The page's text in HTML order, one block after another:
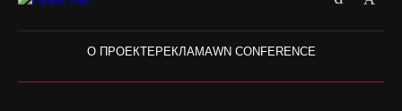
О ПРОЕКТЕРЕКЛАМАWN CONFERENCE